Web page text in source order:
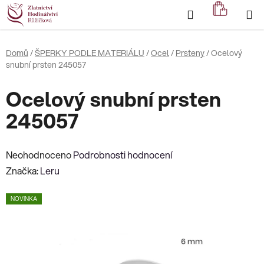
Přejít
na
obsah
Hledat
KOŠÍK
Domů /ŠPERKY PODLE MATERIÁLU /Ocel/ Prsteny/Ocelový
snubní prsten 245057
Ocelový snubní prsten
245057
Průměrné
hodnocení
je
NeohodnocenoPodrobnosti hodnocení
Značka:Leru
NOVINKA